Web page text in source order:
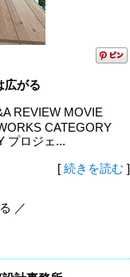
広がる
REVIEW MOVIE
CATEGORY
プロジェ...
[ 続きを読む ]
／